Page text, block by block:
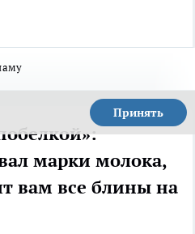
Принять
марки молока,
вам все блины на